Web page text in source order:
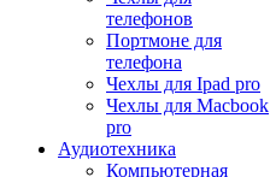
телефонов
Портмоне для
телефона
Чехлы для Ipad pro
Чехлы для Macbook
pro
Аудиотехника
Компьютерная